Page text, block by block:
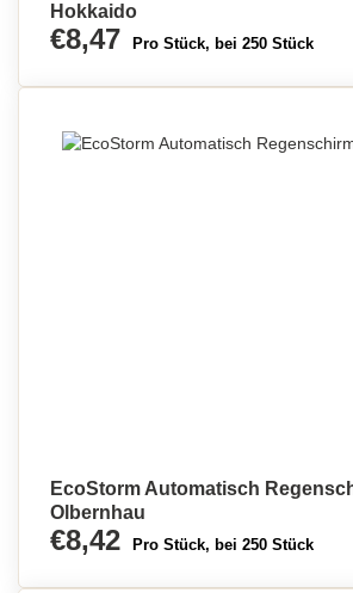
Hokkaido
€8,47 Pro Stück, bei 250 Stück
EcoStorm Automatisch
Olbernhau
€8,42 Pro Stück, bei 250 Stück